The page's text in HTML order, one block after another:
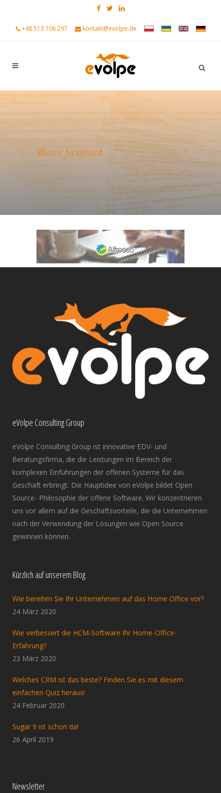
+48 513 706 297 kontakt@evolpe.de
alfresco_background
eVolpe Consulting Group
eVolpe Consulting Group ist innovative EDV- und
Beratungsfirma, die die Leistungen im Bereich der
komplexen Einführungen der offenen Systeme für das
Geschäft erbringt. Die Hauptidee von eVolpe bildet Open
Source- Philosophie der offene Software. Wir konzentrieren
uns vor allem auf die Geschäftsvorteile, die die Unternehmen
nach der Verwendung der Lösungen wie Open Source
gewinnen können.
Kürzlich auf unserem Blog
Wie bereiten Sie Ihr Unternehmen auf das Home Office vor?
24 März 2020
Wie verbessert die HCM-Software Ihr Home-Office-
Erfahrung?
23 März 2020
Welches CRM ist das beste? Finden Sie es mit diesem
einfachen Quiz heraus!
24 Februar 2020
Sugar 9 ist schon da!
26 April 2019
Newsletter